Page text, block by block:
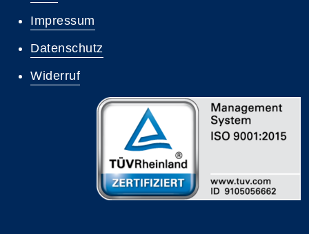
Impressum
Datenschutz
Widerruf